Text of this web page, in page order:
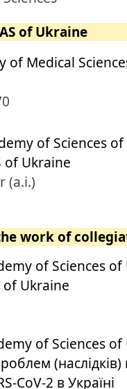
of Ukraine
of Medical
of Sciences
of Ukraine
(a.i.)
work of
of Sciences of
of Ukraine
of Sciences of
CoV-2 в Україні